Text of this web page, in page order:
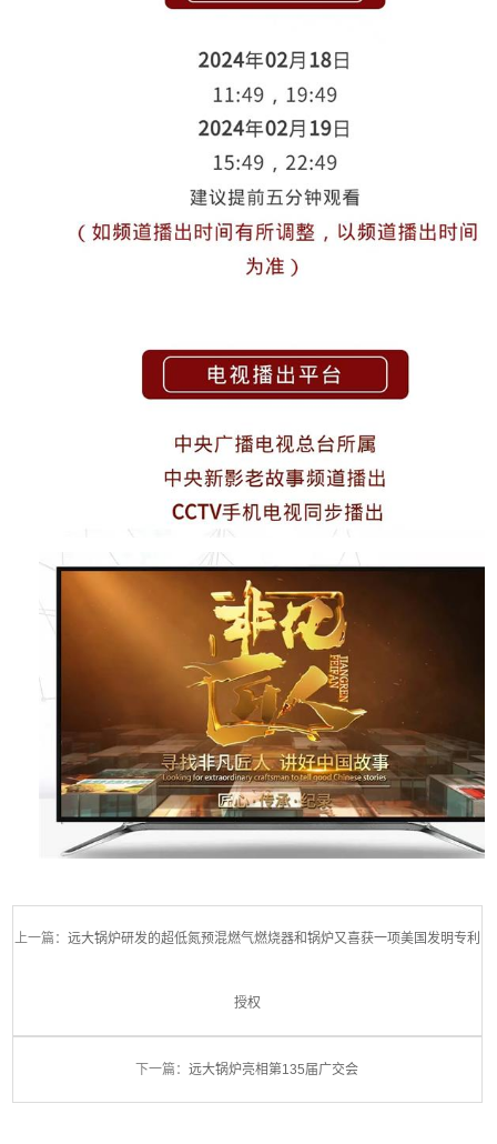
上一篇： 远大锅炉研发的超低氮预混燃气燃烧器和锅炉又喜获一项美国发明专利
授权
下一篇：远大锅炉亮相第135届广交会